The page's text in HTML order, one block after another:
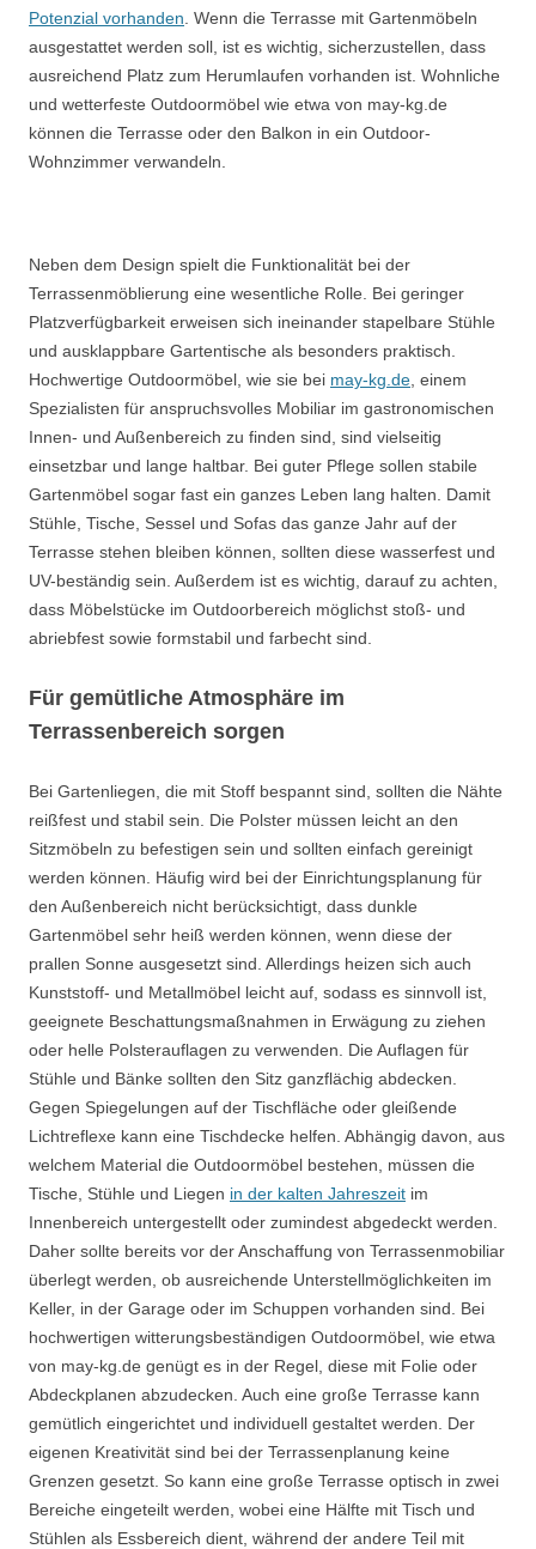
Potenzial vorhanden . Wenn die Terrasse mit Gartenmöbeln
ausgestattet werden soll, ist es wichtig, sicherzustellen, dass
ausreichend Platz zum Herumlaufen vorhanden ist. Wohnliche
und wetterfeste Outdoormöbel wie etwa von may-kg.de
können die Terrasse oder den Balkon in ein Outdoor-
Wohnzimmer verwandeln.
Neben dem Design spielt die Funktionalität bei der
Terrassenmöblierung eine wesentliche Rolle. Bei geringer
Platzverfügbarkeit erweisen sich ineinander stapelbare Stühle
und ausklappbare Gartentische als besonders praktisch.
Hochwertige Outdoormöbel, wie sie bei may-kg.de , einem
Spezialisten für anspruchsvolles Mobiliar im gastronomischen
Innen- und Außenbereich zu finden sind, sind vielseitig
einsetzbar und lange haltbar. Bei guter Pflege sollen stabile
Gartenmöbel sogar fast ein ganzes Leben lang halten. Damit
Stühle, Tische, Sessel und Sofas das ganze Jahr auf der
Terrasse stehen bleiben können, sollten diese wasserfest und
UV-beständig sein. Außerdem ist es wichtig, darauf zu achten,
dass Möbelstücke im Outdoorbereich möglichst stoß- und
abriebfest sowie formstabil und farbecht sind.
Für gemütliche Atmosphäre im
Terrassenbereich sorgen
Bei Gartenliegen, die mit Stoff bespannt sind, sollten die Nähte
reißfest und stabil sein. Die Polster müssen leicht an den
Sitzmöbeln zu befestigen sein und sollten einfach gereinigt
werden können. Häufig wird bei der Einrichtungsplanung für
den Außenbereich nicht berücksichtigt, dass dunkle
Gartenmöbel sehr heiß werden können, wenn diese der
prallen Sonne ausgesetzt sind. Allerdings heizen sich auch
Kunststoff- und Metallmöbel leicht auf, sodass es sinnvoll ist,
geeignete Beschattungsmaßnahmen in Erwägung zu ziehen
oder helle Polsterauflagen zu verwenden. Die Auflagen für
Stühle und Bänke sollten den Sitz ganzflächig abdecken.
Gegen Spiegelungen auf der Tischfläche oder gleißende
Lichtreflexe kann eine Tischdecke helfen. Abhängig davon, aus
welchem Material die Outdoormöbel bestehen, müssen die
Tische, Stühle und Liegen in der kalten Jahreszeit im
Innenbereich untergestellt oder zumindest abgedeckt werden.
Daher sollte bereits vor der Anschaffung von Terrassenmobiliar
überlegt werden, ob ausreichende Unterstellmöglichkeiten im
Keller, in der Garage oder im Schuppen vorhanden sind. Bei
hochwertigen witterungsbeständigen Outdoormöbel, wie etwa
von may-kg.de genügt es in der Regel, diese mit Folie oder
Abdeckplanen abzudecken. Auch eine große Terrasse kann
gemütlich eingerichtet und individuell gestaltet werden. Der
eigenen Kreativität sind bei der Terrassenplanung keine
Grenzen gesetzt. So kann eine große Terrasse optisch in zwei
Bereiche eingeteilt werden, wobei eine Hälfte mit Tisch und
Stühlen als Essbereich dient, während der andere Teil mit